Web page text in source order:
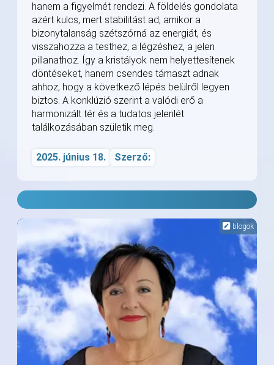
hanem a figyelmét rendezi. A földelés gondolata
azért kulcs, mert stabilitást ad, amikor a
bizonytalanság szétszórná az energiát, és
visszahozza a testhez, a légzéshez, a jelen
pillanathoz. Így a kristályok nem helyettesítenek
döntéseket, hanem csendes támaszt adnak
ahhoz, hogy a következő lépés belülről legyen
biztos. A konklúzió szerint a valódi erő a
harmonizált tér és a tudatos jelenlét
találkozásában születik meg.
2025. június 18. Szerző:
blogok